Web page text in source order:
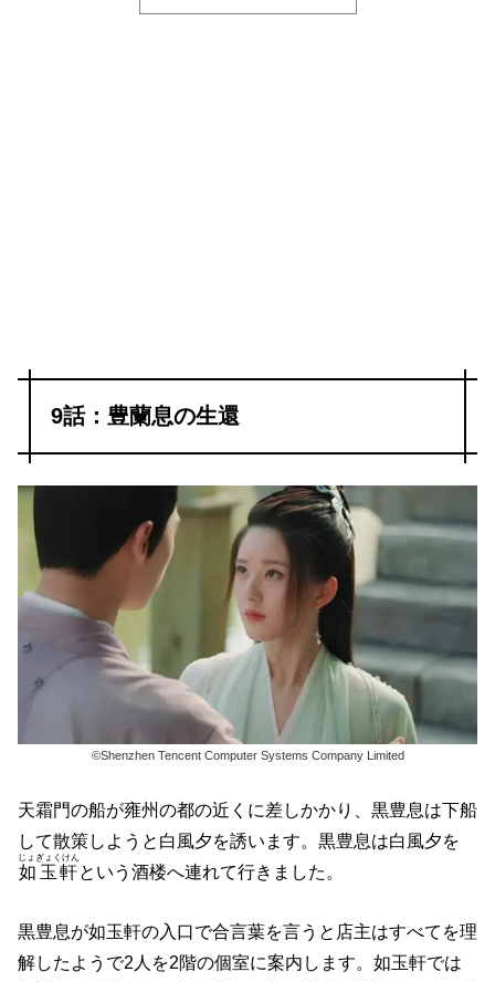
9話：豊蘭息の生還
©Shenzhen Tencent Computer Systems Company Limited
天霜門の船が雍州の都の近くに差しかかり、黒豊息は下船
して散策しようと白風夕を誘います。黒豊息は白風夕を
如玉軒
じょぎょくけん
という酒楼へ連れて行きました。
黒豊息が如玉軒の入口で合言葉を言うと店主はすべてを理
解したようで2人を2階の個室に案内します。如玉軒では